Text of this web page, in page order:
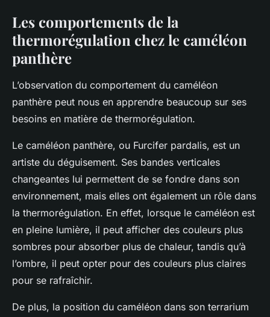
Les comportements de la
thermorégulation chez le caméléon
panthère
L’observation du comportement du caméléon
panthère peut nous en apprendre beaucoup sur ses
besoins en matière de thermorégulation.
Le caméléon panthère, ou Furcifer pardalis, est un
artiste du déguisement. Ses bandes verticales
changeantes lui permettent de se fondre dans son
environnement, mais elles ont également un rôle dans
la thermorégulation. En effet, lorsque le caméléon est
en pleine lumière, il peut afficher des couleurs plus
sombres pour absorber plus de chaleur, tandis qu’à
l’ombre, il peut opter pour des couleurs plus claires
pour se rafraîchir.
De plus, la position du caméléon dans son terrarium